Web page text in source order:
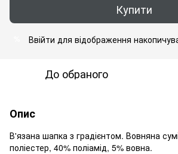
Купити
Ввійти для відображення
До обраного
Опис
В'язана шапка з градієнтом. Вовняна
поліестер, 40% поліамід, 5% вовна.